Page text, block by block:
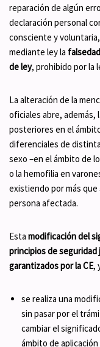
reparación de algún
declaración personal
consciente y
mediante ley la
de ley, prohibido por la
La alteración de la
oficiales abre,
posteriores en el
diferenciales de
sexo –en el ámbito de
o la hemofilia en
existiendo por más
persona afectada.
Esta modificación del
principios de seguridad
garantizados por la CE,
se realiza una
sin pasar por el
cambiar el
ámbito de